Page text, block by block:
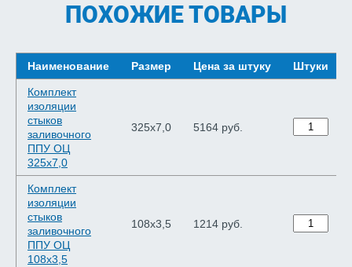
ПОХОЖИЕ ТОВАРЫ
Наименование Размер Цена за штуку Штуки
Комплект
изоляции
стыков
заливочного
ППУ ОЦ
325х7,0
325х7,0 5164 руб.
Комплект
изоляции
стыков
заливочного
ППУ ОЦ
108х3,5
108х3,5 1214 руб.